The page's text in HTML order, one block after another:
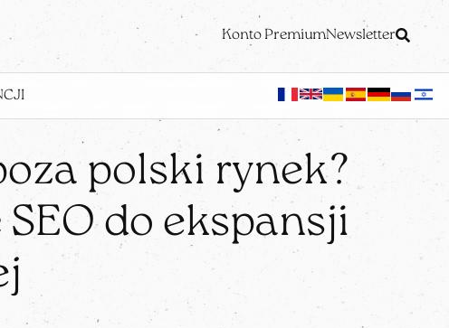
Konto PremiumNewsletter
polski rynek?
do ekspansji